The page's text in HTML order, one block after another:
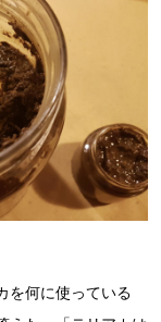
を何に使っている